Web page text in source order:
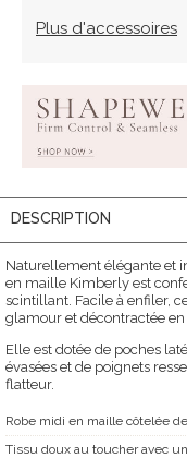
Plus d'accessoires
DESCRIPTION
Naturellement élégante et
en maille Kimberly est
scintillant. Facile à enfiler,
glamour et décontractée en
Elle est dotée de poches
évasées et de poignets
flatteur.
Robe midi en maille côtelée
Tissu doux au toucher avec